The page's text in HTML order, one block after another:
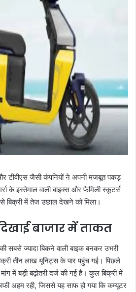
और टीवीएस जैसी कंपनियों ने अपनी मजबूत पकड़
के इस्तेमाल वाली बाइक्स और फैमिली स्कूटर्स
बिक्री में तेज उछाल देखने को मिला।
बाजार में ताकत
सबसे ज्यादा बिकने वाली बाइक बनकर उभरी
तीन लाख यूनिट्स के पार पहुंच गई। पिछले
में बड़ी बढ़ोतरी दर्ज की गई है। कुल बिक्री में
अहम रही, जिससे यह साफ हो गया कि कम्यूटर